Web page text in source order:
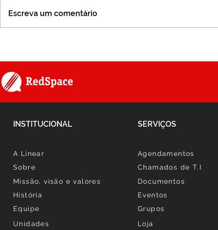
Escreva um comentário
INSTITUCIONAL SERVIÇOS
A Linear
Sobre
Missão, visão e valores
História
Equipe
Unidades
Agendamentos
Chamados de T.I
Documentos
Eventos
Grupos
Loja